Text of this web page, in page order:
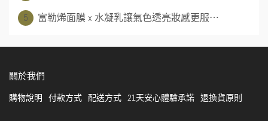
5
富勒烯面膜 x 水凝乳讓氣色透亮妝感更服⋯
關於我們
購物說明 付款方式 配送方式 21天安心體驗承諾 退換貨原則